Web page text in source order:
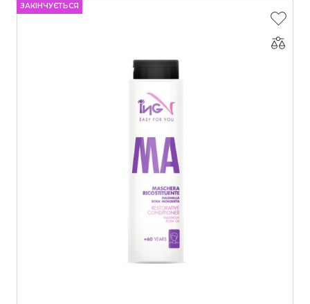
ЗАКІНЧУЄТЬСЯ